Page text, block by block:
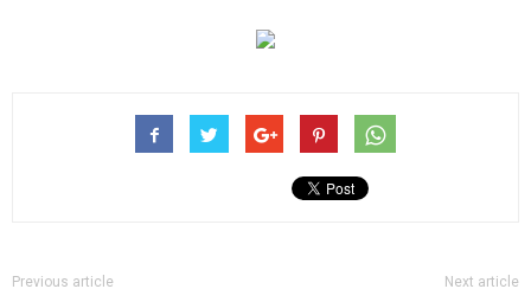
Previous article Next article